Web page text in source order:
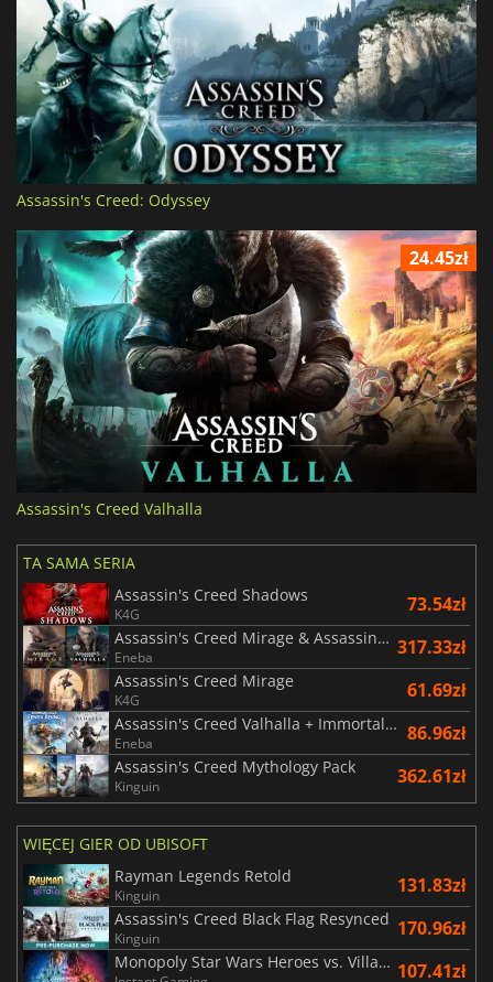
Assassin's Creed: Odyssey
24.45zł
Assassin's Creed Valhalla
TA SAMA SERIA
Assassin's Creed Shadows
K4G 73.54zł
Assassin's Creed Mirage & Assassin's Creed Valhalla Bundle
Eneba 317.33zł
Assassin's Creed Mirage
K4G 61.69zł
Assassin's Creed Valhalla + Immortals Fenyx Rising Bundle
Eneba 86.96zł
Assassin's Creed Mythology Pack
Kinguin 362.61zł
WIĘCEJ GIER OD UBISOFT
Rayman Legends Retold
Kinguin 131.83zł
Assassin's Creed Black Flag Resynced
Kinguin 170.96zł
Monopoly Star Wars Heroes vs. Villains 107.41zł